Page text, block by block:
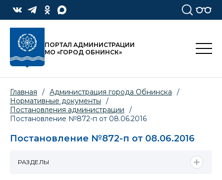
ПОРТАЛ АДМИНИСТРАЦИИ
МО «ГОРОД ОБНИНСК»
Главная / Администрация города Обнинска
/
Нормативные документы
/
Постановления администрации
/
Постановление №872-п от 08.06.2016
Постановление №872-п от 08.06.2016
РАЗДЕЛЫ